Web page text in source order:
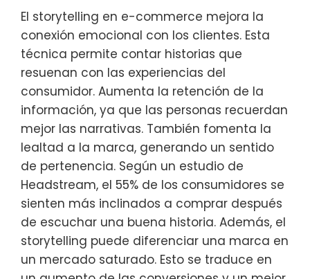
El storytelling en e-commerce mejora la
conexión emocional con los clientes. Esta
técnica permite contar historias que
resuenan con las experiencias del
consumidor. Aumenta la retención de la
información, ya que las personas recuerdan
mejor las narrativas. También fomenta la
lealtad a la marca, generando un sentido
de pertenencia. Según un estudio de
Headstream, el 55% de los consumidores se
sienten más inclinados a comprar después
de escuchar una buena historia. Además, el
storytelling puede diferenciar una marca en
un mercado saturado. Esto se traduce en